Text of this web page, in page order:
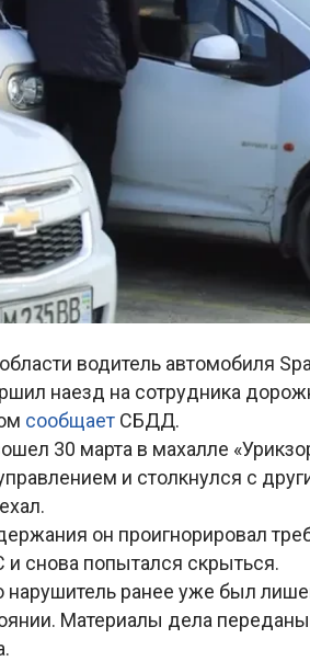
водитель автомобиля
наезд на сотрудника
сообщает СБДД.
30 марта в махалле
и столкнулся с
он проигнорировал
снова попытался скрыться.
нарушитель ранее уже был
Материалы дела